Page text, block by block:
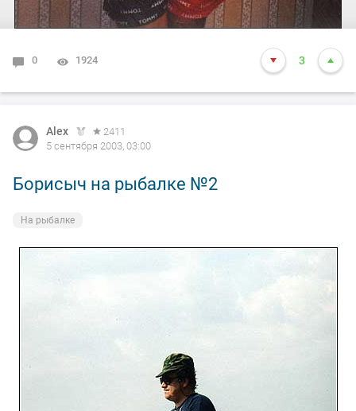
0 1924 3
Alex
2411
5 сентября 2003, 03:00
Борисыч на рыбалке №2
На рыбалке